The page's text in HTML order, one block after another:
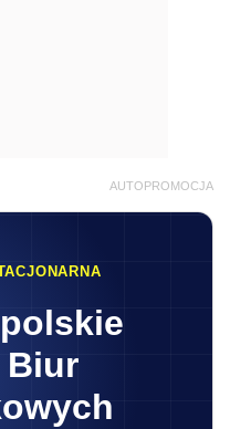
AUTOPROMOCJA
Biur